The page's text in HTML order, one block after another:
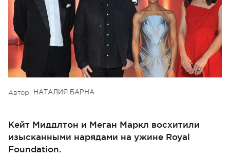
Автор: НАТАЛИЯ БАРНА
Кейт Миддлтон и Меган Маркл восхитили
изысканными нарядами на ужине Royal
Foundation.